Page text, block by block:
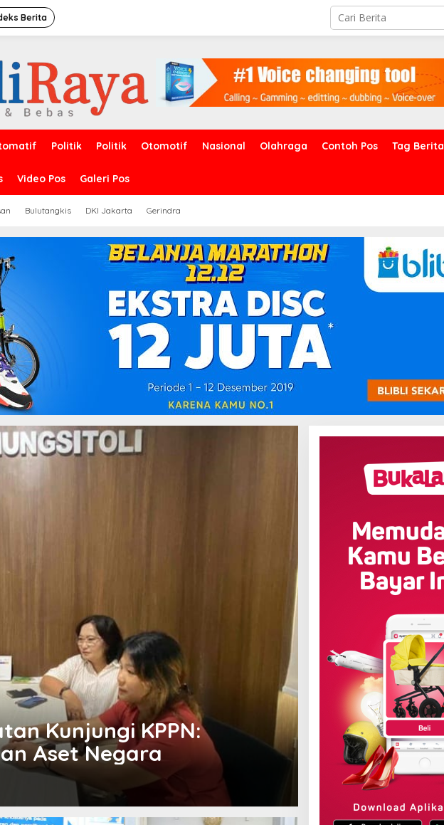
Berita
Politik Politik Otomotif Nasional Olahraga Contoh Pos Tag Berita
Video Pos Galeri Pos
Bulutangkis DKI Jakarta Gerindra
Kunjungi KPPN:
Aset Negara